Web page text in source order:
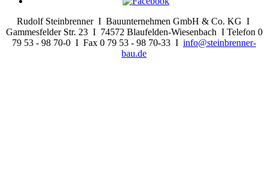
Rudolf Steinbrenner I Bauunternehmen GmbH & Co. KG I
Gammesfelder Str. 23 I 74572 Blaufelden-Wiesenbach I Telefon 0
79 53 - 98 70-0 I Fax 0 79 53 - 98 70-33 I info@steinbrenner-
bau.de